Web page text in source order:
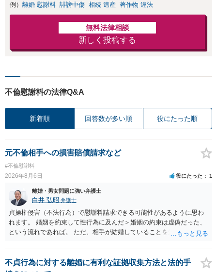
例） 離婚 慰謝料 誹謗中傷 相続 遺産 著作物 違法
無料法律相談
新しく投稿する
不倫慰謝料の法律Q&A
新着順 回答数が多い順 役にたった順
元不倫相手への損害賠償請求など
#不倫慰謝料
2026年8月6日 役にたった 1
離婚・男女問題に強い弁護士
白井 弘昭 弁護士
貞操権侵害（不法行為）で慰謝料請求できる可能性があるように思わ
れます。 婚姻を約束して性行為に及んだ＞婚姻の約束は虚偽だった、
という流れであれば。 ただ、相手が結婚していることを知って行為に
性も認められそうですので、あまり慰謝料は高額にならないように思
われます。 一度、最寄りの弁護士に相談してみてください。
不貞行為に対する離婚に有利な証拠収集方法と法的手